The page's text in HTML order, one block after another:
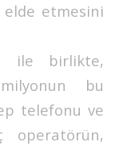
elde etmesini
ile birlikte,
bu
telefonu ve
operatörün,